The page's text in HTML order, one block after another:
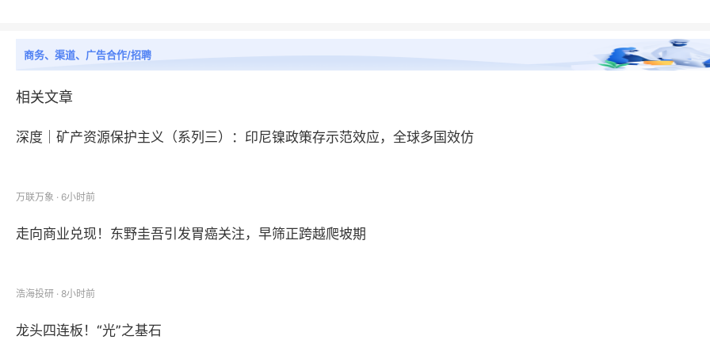
商务、渠道、广告合作/招聘
相关文章
深度｜矿产资源保护主义（系列三）：印尼镍政策存示范效应，全球多国效仿
万联万象 · 6小时前
走向商业兑现！东野圭吾引发胃癌关注，早筛正跨越爬坡期
浩海投研 · 8小时前
龙头四连板！“光”之基石